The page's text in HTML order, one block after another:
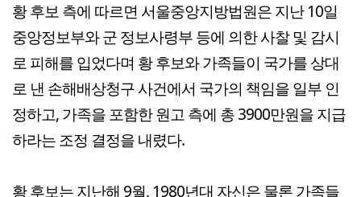
황 후보 측에 따르면 서울중앙지방법원은 지난 10일
중앙정보부와 군 정보사령부 등에 의한 사찰 및 감시
로 피해를 입었다며 황 후보와 가족들이 국가를 상대
로 낸 손해배상청구 사건에서 국가의 책임을 일부 인
정하고, 가족을 포함한 원고 측에 총 3900만원을 지급
하라는 조정 결정을 내렸다.
황 후보는 지난해 9월, 1980년대 자신은 물론 가족들